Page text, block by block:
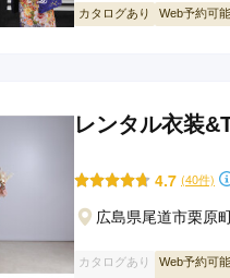
カタログあり Web予約可能
レンタル衣装
4.7 (40件)
広島県尾道市栗原
カタログあり Web予約可能